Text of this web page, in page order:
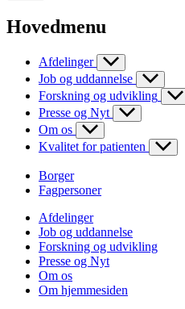
Hovedmenu
Afdelinger
Job og uddannelse
Forskning og udvikling
Presse og Nyt
Om os
Kvalitet for patienten
Borger
Fagpersoner
Afdelinger
Job og uddannelse
Forskning og udvikling
Presse og Nyt
Om os
Om hjemmesiden